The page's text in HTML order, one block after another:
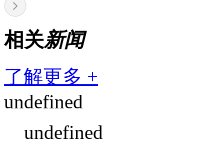
相关新闻
了解更多 +
undefined
undefined